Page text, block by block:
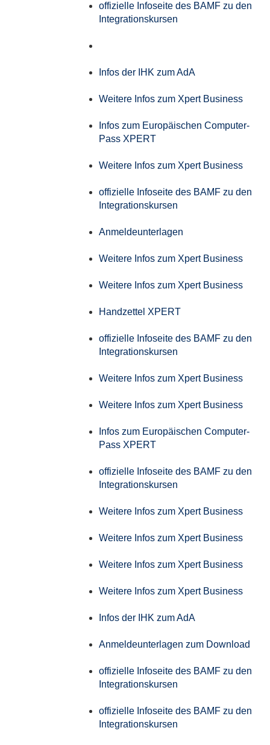
offizielle Infoseite des BAMF zu den
Integrationskursen
Infos der IHK zum AdA
Weitere Infos zum Xpert Business
Infos zum Europäischen Computer-
Pass XPERT
Weitere Infos zum Xpert Business
offizielle Infoseite des BAMF zu den
Integrationskursen
Anmeldeunterlagen
Weitere Infos zum Xpert Business
Weitere Infos zum Xpert Business
Handzettel XPERT
offizielle Infoseite des BAMF zu den
Integrationskursen
Weitere Infos zum Xpert Business
Weitere Infos zum Xpert Business
Infos zum Europäischen Computer-
Pass XPERT
offizielle Infoseite des BAMF zu den
Integrationskursen
Weitere Infos zum Xpert Business
Weitere Infos zum Xpert Business
Weitere Infos zum Xpert Business
Weitere Infos zum Xpert Business
Infos der IHK zum AdA
Anmeldeunterlagen zum Download
offizielle Infoseite des BAMF zu den
Integrationskursen
offizielle Infoseite des BAMF zu den
Integrationskursen